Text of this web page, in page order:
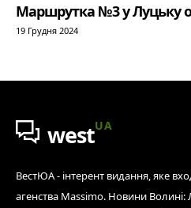
Маршрутка №3 у Луцьку
19 Грудня 2024
westUA
ВестЮА - інтерент видання, яке
агенства Massimo. Новини Волині: